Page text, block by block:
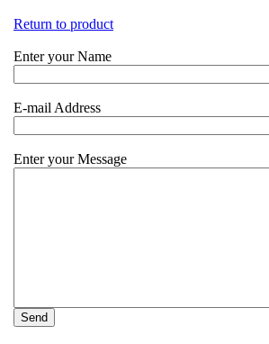
Return to product
Enter your Name
E-mail Address
Enter your Message